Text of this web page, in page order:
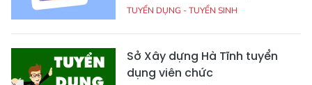
TUYỂN DỤNG - TUYỂN SINH
Sở Xây dựng Hà Tĩnh tuyển
dụng viên chức